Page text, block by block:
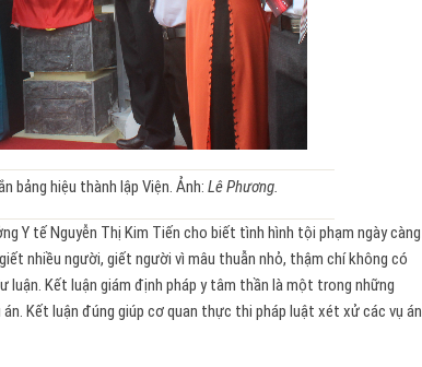
bảng hiệu thành lập Viện. Ảnh: Lê Phương.
Y tế Nguyễn Thị Kim Tiến cho biết tình hình tội phạm ngày càng
nhiều người, giết người vì mâu thuẫn nhỏ, thậm chí không có
luận. Kết luận giám định pháp y tâm thần là một trong những
Kết luận đúng giúp cơ quan thực thi pháp luật xét xử các vụ án